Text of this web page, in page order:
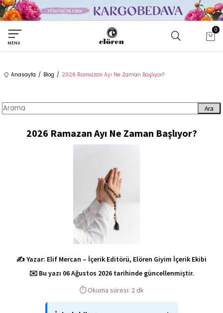
MENU
0
Anasayfa Blog 2026 Ramazan Ayı Ne Zaman Başlıyor?
Ara
2026 Ramazan Ayı Ne Zaman Başlıyor?
✍️ Yazar: Elif Mercan – İçerik Editörü, Elören Giyim İçerik Ekibi
✉️ Bu yazı 06 Ağustos 2026 tarihinde güncellenmiştir.
⏱️ Okuma süresi: 2 dk